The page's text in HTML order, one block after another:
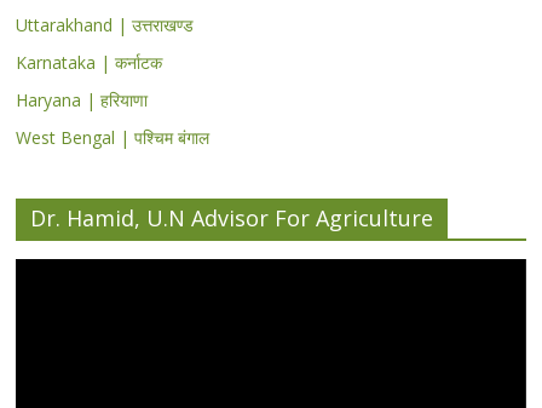
Uttarakhand | उत्तराखण्ड
Karnataka | कर्नाटक
Haryana | हरियाणा
West Bengal | पश्चिम बंगाल
Dr. Hamid, U.N Advisor For Agriculture